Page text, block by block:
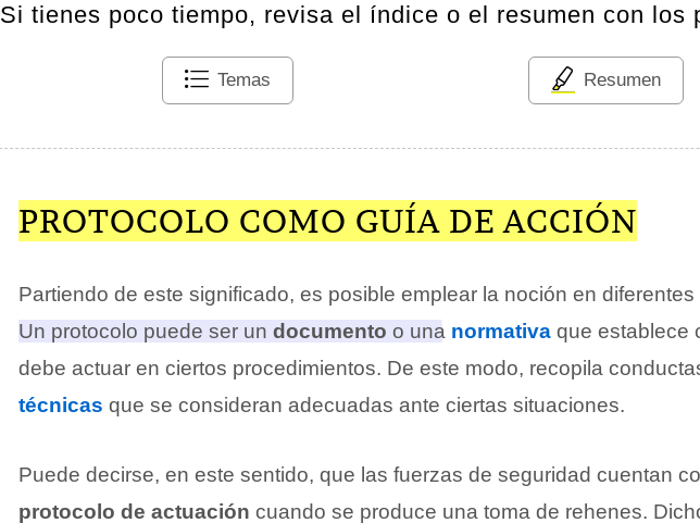
Si tienes poco tiempo, revisa el índice o el resumen con los
Temas Resumen
PROTOCOLO COMO GUÍA DE ACCIÓN
Partiendo de este significado, es posible emplear la noción en
Un protocolo puede ser un documento o una normativa que establece
debe actuar en ciertos procedimientos. De este modo, recopila
técnicas que se consideran adecuadas ante ciertas situaciones.
Puede decirse, en este sentido, que las fuerzas de seguridad cuentan
protocolo de actuación cuando se produce una toma de rehenes.